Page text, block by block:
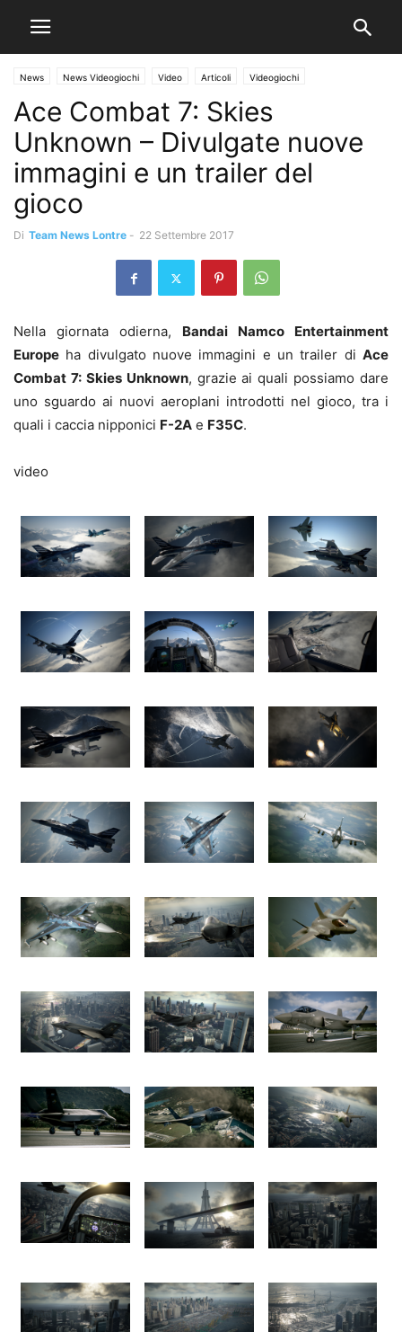
News News Videogiochi Video Articoli Videogiochi
Ace Combat 7: Skies
Unknown – Divulgate nuove
immagini e un trailer del
gioco
Di Team News Lontre - 22 Settembre 2017
Nella giornata odierna, Bandai Namco Entertainment
Europe ha divulgato nuove immagini e un trailer di Ace
Combat 7: Skies Unknown, grazie ai quali possiamo dare
uno sguardo ai nuovi aeroplani introdotti nel gioco, tra i
quali i caccia nipponici F-2A e F35C.
video